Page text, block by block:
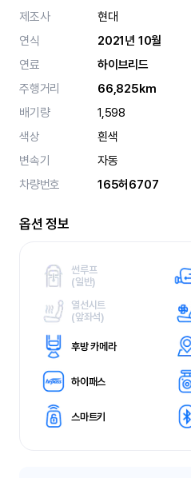
제조사
현대
연식
2021년 10월
연료
하이브리드
주행거리
66,825km
배기량
1,598
색상
흰색
변속기
자동
차량번호
165허6707
옵션 정보
썬루프
(일반)
열선시트
(앞좌석)
후방 카메라
하이패스
스마트키